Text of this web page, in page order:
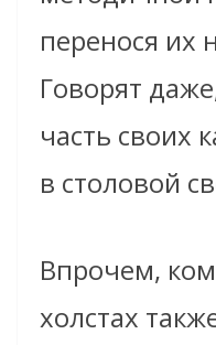
перенося их
Говорят
часть своих
в столовой
Впрочем,
холстах